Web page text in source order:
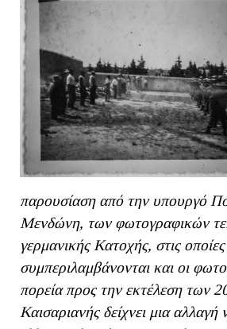
παρουσίαση από την υπουργό
Μενδώνη, των φωτογραφικών
γερμανικής Κατοχής, στις οποίες
συμπεριλαμβάνονται και οι
πορεία προς την εκτέλεση των
Καισαριανής δείχνει μια αλλαγή